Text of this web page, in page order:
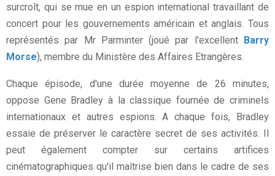
surcroît, qui se mue en un espion international travaillant de
concert pour les gouvernements américain et anglais. Tous
représentés par Mr Parminter (joué par l'excellent Barry
Morse), membre du Ministère des Affaires Etrangères.
Chaque épisode, d'une durée moyenne de 26 minutes,
oppose Gene Bradley à la classique fournée de criminels
internationaux et autres espions. A chaque fois, Bradley
essaie de préserver le caractère secret de ses activités. Il
peut également compter sur certains artifices
cinématographiques qu'il maîtrise bien dans le cadre de ses